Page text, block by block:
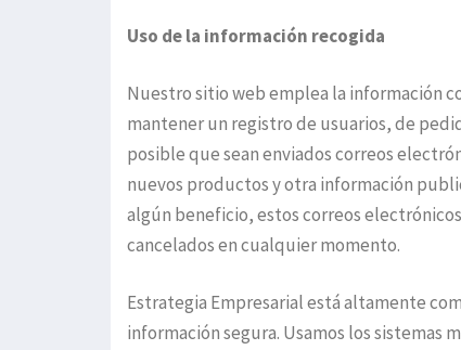
Uso de la información recogida
Nuestro sitio web emplea la información
mantener un registro de usuarios, de
posible que sean enviados correos
nuevos productos y otra información
algún beneficio, estos correos
cancelados en cualquier momento.
Estrategia Empresarial está altamente
información segura. Usamos los sistemas